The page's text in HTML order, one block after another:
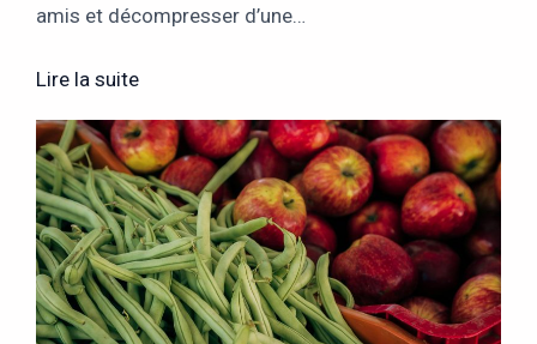
amis et décompresser d’une…
Lire la suite